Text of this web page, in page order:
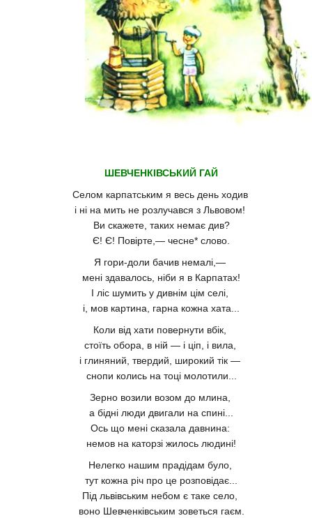
ШЕВЧЕНКІВСЬКИЙ ГАЙ
Селом карпатським я весь день ходив
і ні на мить не розлучався з Львовом!
Ви скажете, таких немає див?
Є! Є! Повірте,— чесне* слово.
Я гори-доли бачив немалі,—
мені здавалось, ніби я в Карпатах!
І ліс шумить у дивнім цім селі,
і, мов картина, гарна кожна хата...
Коли від хати повернути вбік,
стоїть обора, в ній — і ціп, і вила,
і глиняний, твердий, широкий тік —
снопи колись на тоці молотили...
Зерно возили возом до млина,
а бідні люди двигали на спині...
Ось що мені сказала давнина:
немов на каторзі жилось людині!
Нелегко нашим прадідам було,
тут кожна річ про це розповідає...
Під львівським небом є таке село,
воно Шевченківським зоветься гаєм.